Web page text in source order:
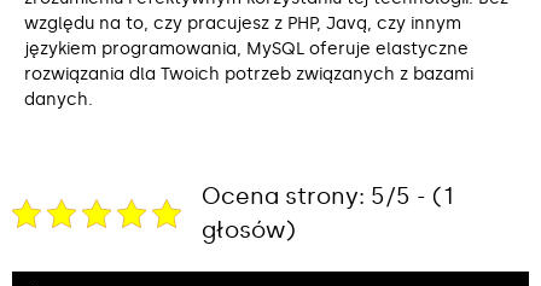
względu na to, czy pracujesz z PHP, Javą, czy innym
językiem programowania, MySQL oferuje elastyczne
rozwiązania dla Twoich potrzeb związanych z bazami
danych.
Ocena strony: 5/5 - (1
głosów)